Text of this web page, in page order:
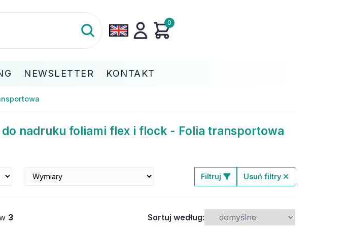
0
NEWSLETTER KONTAKT
do nadruku foliami flex i flock - Folia transportowa
Filtruj Usuń filtry
3 Sortuj według: